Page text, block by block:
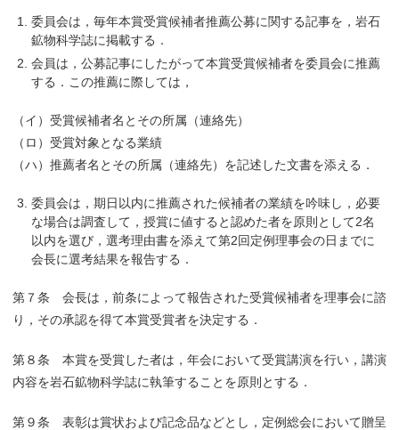
委員会は，毎年本賞受賞候補者推薦公募に関する記事を，岩石
鉱物科学誌に掲載する．
会員は，公募記事にしたがって本賞受賞候補者を委員会に推薦
する．この推薦に際しては，
（イ）受賞候補者名とその所属（連絡先）
（ロ）受賞対象となる業績
（ハ）推薦者名とその所属（連絡先）を記述した文書を添える．
委員会は，期日以内に推薦された候補者の業績を吟味し，必要
な場合は調査して，授賞に値すると認めた者を原則として2名
以内を選び，選考理由書を添えて第2回定例理事会の日までに
会長に選考結果を報告する．
第７条 会長は，前条によって報告された受賞候補者を理事会に諮
り，その承認を得て本賞受賞者を決定する．
第８条 本賞を受賞した者は，年会において受賞講演を行い，講演
内容を岩石鉱物科学誌に執筆することを原則とする．
第９条 表彰は賞状および記念品などとし，定例総会において贈呈